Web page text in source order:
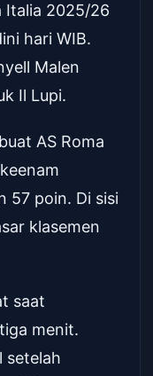
Italia 2025/26
hari WIB.
Malen
Il Lupi.
AS Roma
57 poin. Di sisi
klasemen
saat
menit.
setelah